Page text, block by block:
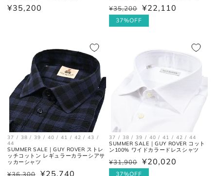
通
¥35,200
通
常
¥35,200
セ
ー
¥22,110
37%OFF
37 / 38 / 39 / 40 / 41 / 42 / 43 /
44
SUMMER SALE｜GUY ROVER ストレ
ッチコットン レギュラーカラーシアサ
ッカーシャツ
¥36,300 ¥25,740
37 / 38 / 39 / 40 / 41 / 42 / 44
SUMMER SALE｜GUY ROVER コット
ン100% ワイドカラードレスシャツ
通
¥31,900
セ
¥20,020
37%OFF